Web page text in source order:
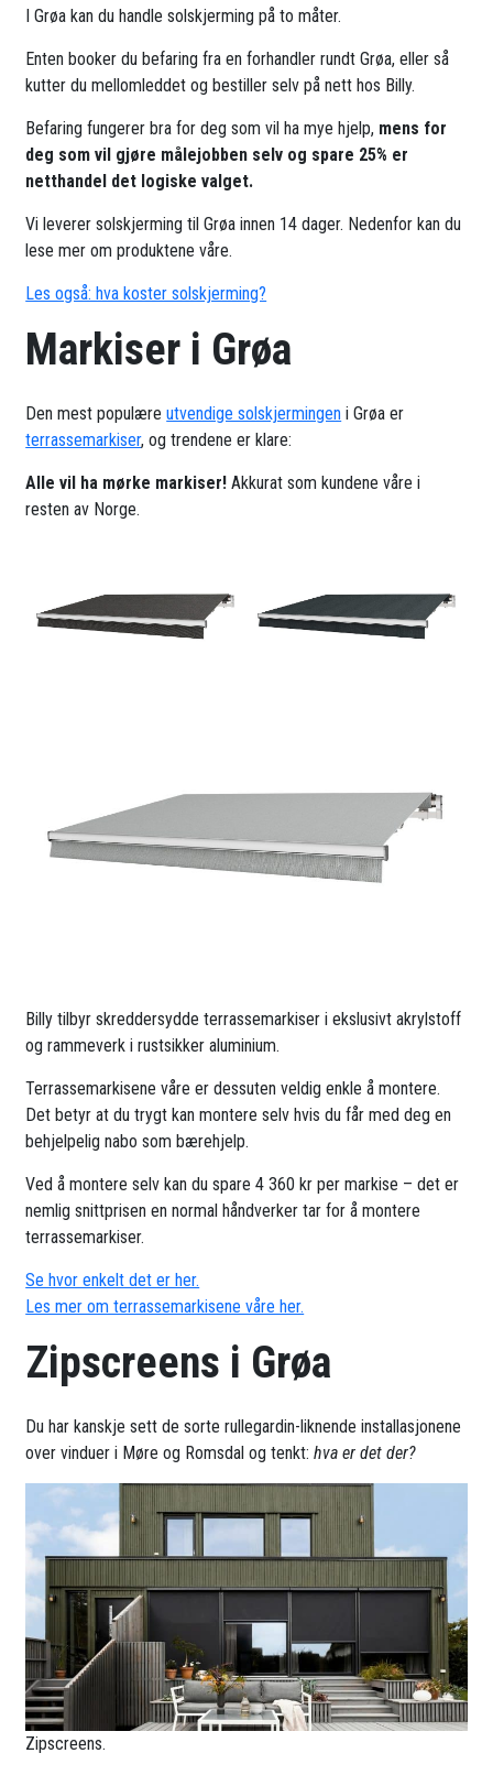
I Grøa kan du handle solskjerming på to måter.
Enten booker du befaring fra en forhandler rundt Grøa, eller så
kutter du mellomleddet og bestiller selv på nett hos Billy.
Befaring fungerer bra for deg som vil ha mye hjelp, mens for
deg som vil gjøre målejobben selv og spare 25% er
netthandel det logiske valget.
Vi leverer solskjerming til Grøa innen 14 dager. Nedenfor kan du
lese mer om produktene våre.
Les også: hva koster solskjerming?
Markiser i Grøa
Den mest populæreutvendige solskjermingen i Grøa er
terrassemarkiser, og trendene er klare:
Alle vil ha mørke markiser! Akkurat som kundene våre i
resten av Norge.
Billy tilbyr skreddersydde terrassemarkiser i ekslusivt akrylstoff
og rammeverk i rustsikker aluminium.
Terrassemarkisene våre er dessuten veldig enkle å montere.
Det betyr at du trygt kan montere selv hvis du får med deg en
behjelpelig nabo som bærehjelp.
Ved å montere selv kan du spare 4 360 kr per markise – det er
nemlig snittprisen en normal håndverker tar for å montere
terrassemarkiser.
Se hvor enkelt det er her.
Les mer om terrassemarkisene våre her.
Zipscreens i Grøa
Du har kanskje sett de sorte rullegardin-liknende installasjonene
over vinduer i Møre og Romsdal og tenkt:hva er det der?
Zipscreens.